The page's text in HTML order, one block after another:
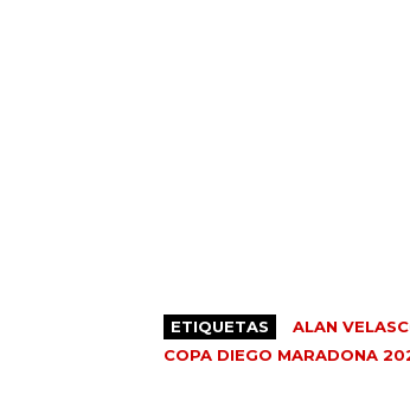
ETIQUETAS ALAN
COPA DIEGO MARADONA